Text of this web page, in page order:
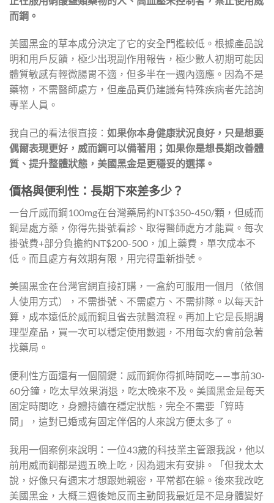
而鋼。
美國黑金的草本成分決定了它的安全門檻較低。根據產品說
明和用戶反饋，極少出現副作用報告，極少數人初期可能因
體質敏感有輕微腸胃不適，但多半在一週內適應。因為不是
藥物，不需醫師處方，但產品頁仍建議有特殊疾病者先諮詢
專業人員。
我自己的看法很直接： 如果你本身健康狀況良好，只是想要
偶爾表現更好，威而鋼可以備著用；如果你是想長期改善體
質、提升整體狀態，美國黑金是更穩妥的選擇。
價格與便利性：長期下來差多少？
一台斤威而鋼100mg在台灣藥局約NT$350-450/顆，但威而
鋼是處方藥，你得先掛號看診、取得醫師處方才能買。每次
掛號費+部分負擔約NT$200-500，加上藥費，單次成本不
低。而且處方有效期有限，用完得重新掛號。
美國黑金在台灣官網直接訂購，一盒約可服用一個月（依個
人使用方式），不需掛號、不需處方、不需排隊。以每天計
算，成本遠低於威而鋼且省去就醫流程。再加上它是長期調
理型產品，買一次可以穩定使用數週，不用每次約會前急著
找藥局。
便利性方面還有一個關鍵：威而鋼你得抓時間吃——事前30-
60分鐘，吃太早效果消退，吃太晚來不及。美國黑金是每天
固定時間吃，身體持續在穩定狀態，完全不需要「算時
間」，這對已婚或有固定伴侶的人來說方便太多了。
我用一個案例來說明：一位43歲的科技業主管跟我說，他以
前用威而鋼都是週五晚上吃，因為週末有安排。「但我太太
說，好像只有週末才想跟她親密，平常都在躲。後來我改吃
美國黑金，大概三週後她反而主動問我最近是不是身體變好